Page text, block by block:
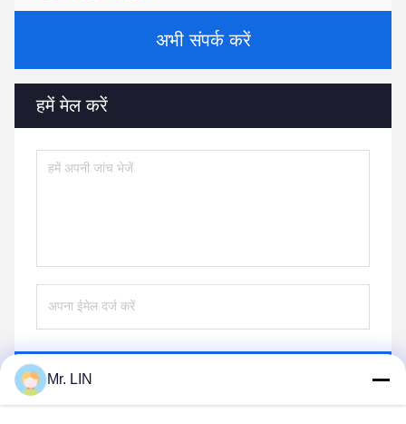
अभी संपर्क करें
हमें मेल करें
Mr. LIN